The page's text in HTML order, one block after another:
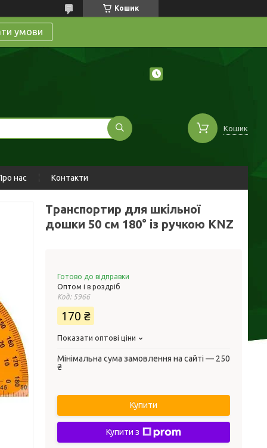
Кошик
умови
Кошик
нас Контакти
Транспортир для шкільної
дошки 50 см 180° із ручкою KNZ
Готово до відправки
Оптом і в роздріб
Код: 5966
170 ₴
Показати оптові ціни
Мінімальна сума замовлення на сайті — 250
₴
Купити
Купити з